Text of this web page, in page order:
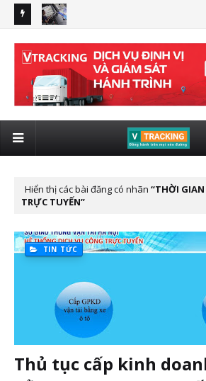
hình ảnh từ 01/01/2025
LẮP ĐỊNH VỊ VIETTEL CHO XE
Hiển thị các bài đăng có nhãn
THỜI GIAN
TRỰC TUYẾN
TIN TỨC
Thủ tục cấp kinh